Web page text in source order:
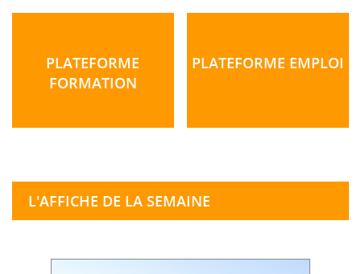
PLATEFORME
FORMATION
PLATEFORME EMPLOI
L'AFFICHE DE LA SEMAINE